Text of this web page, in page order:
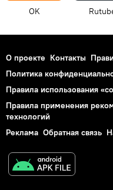
OK
О проекте Контакты
Политика
Правила использования
Правила применения
технологий
Реклама Обратная связь